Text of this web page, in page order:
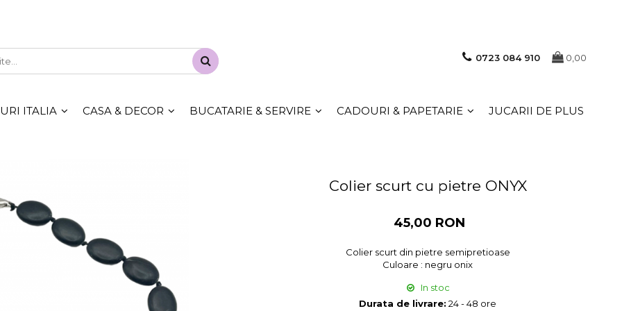
0723 084 910 0,00
ITALIA CASA & DECOR BUCATARIE & SERVIRE CADOURI & PAPETARIE JUCARII DE PLUS
Colier scurt cu pietre ONYX
45,00 RON
Colier scurt din pietre semipretioase
Culoare : negru onix
In stoc
Durata de livrare: 24 - 48 ore